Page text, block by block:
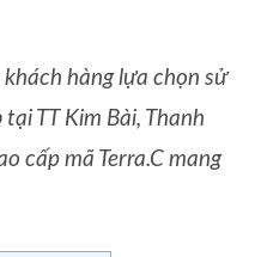
hàng lựa chọn sử
tại TT Kim Bài, Thanh
cấp mã Terra.C mang